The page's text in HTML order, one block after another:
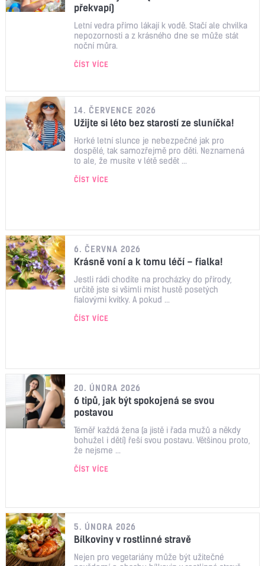
překvapí)
Letní vedra přímo lákají k vodě. Stačí ale chvilka
nepozornosti a z krásného dne se může stát
noční můra.
ČÍST VÍCE
14. ČERVENCE 2026
Užijte si léto bez starostí ze sluníčka!
Horké letní slunce je nebezpečné jak pro
dospělé, tak samozřejmě pro děti. Neznamená
to ale, že musíte v létě sedět ...
ČÍST VÍCE
6. ČERVNA 2026
Krásně voní a k tomu léčí – fialka!
Jestli rádi chodíte na procházky do přírody,
určitě jste si všimli míst hustě posetých
fialovými kvítky. A pokud ...
ČÍST VÍCE
20. ÚNORA 2026
6 tipů, jak být spokojená se svou
postavou
Téměř každá žena (a jistě i řada mužů a někdy
bohužel i dětí) řeší svou postavu. Většinou proto,
že nejsme ...
ČÍST VÍCE
5. ÚNORA 2026
Bílkoviny v rostlinné stravě
Nejen pro vegetariány může být užitečné